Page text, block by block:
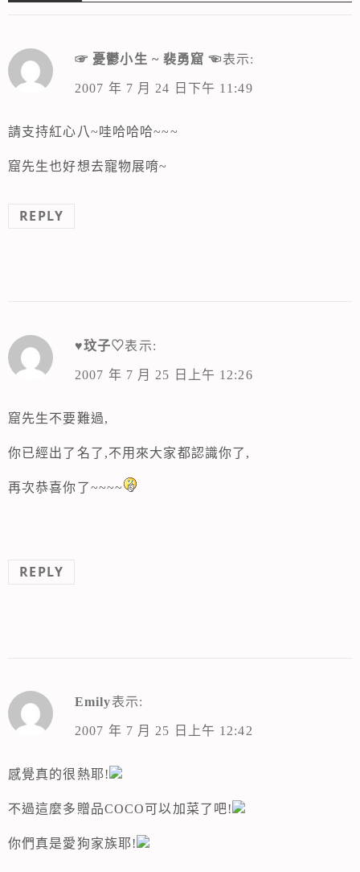
☞ 憂鬱小生 ~ 裴勇窟 ☜表示:
2007 年 7 月 24 日下午 11:49
請支持紅心八~哇哈哈哈~~~
窟先生也好想去寵物展唷~
REPLY
♥玟子♡表示:
2007 年 7 月 25 日上午 12:26
窟先生不要難過,
你已經出了名了,不用來大家都認識你了,
再次恭喜你了~~~~
REPLY
Emily表示:
2007 年 7 月 25 日上午 12:42
感覺真的很熱耶!
不過這麼多贈品COCO可以加菜了吧!
你們真是愛狗家族耶!